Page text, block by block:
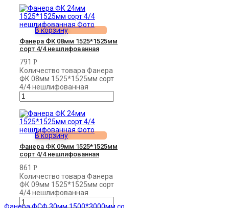
В корзину
Фанера ФК 08мм 1525*1525мм
сорт 4/4 нешлифованная
791 Р
Количество товара Фанера
ФК 08мм 1525*1525мм сорт
4/4 нешлифованная
В корзину
Фанера ФК 09мм 1525*1525мм
сорт 4/4 нешлифованная
861 Р
Количество товара Фанера
ФК 09мм 1525*1525мм сорт
4/4 нешлифованная